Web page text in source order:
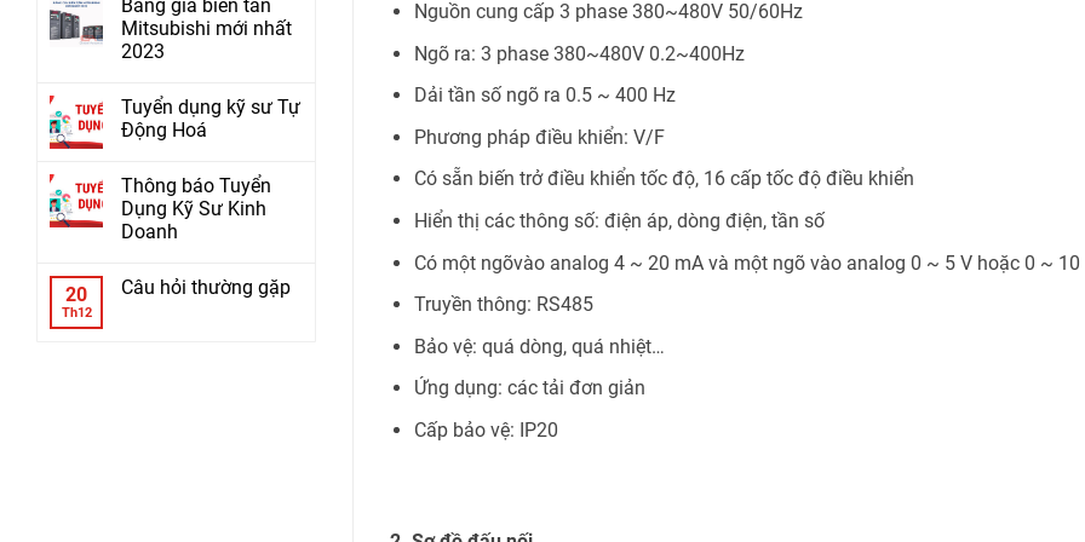
Bảng giá biến tần
Mitsubishi mới nhất
2023
Tuyển dụng kỹ sư Tự
Động Hoá
Thông báo Tuyển
Dụng Kỹ Sư Kinh
Doanh
20
Th12
Câu hỏi thường gặp
Nguồn cung cấp 3 phase 380~480V 50/60Hz
Ngõ ra: 3 phase 380~480V 0.2~400Hz
Dải tần số ngõ ra 0.5 ~ 400 Hz
Phương pháp điều khiển: V/F
Có sẵn biến trở điều khiển tốc độ, 16 cấp tốc độ điều khiển
Hiển thị các thông số: điện áp, dòng điện, tần số
Có một ngõvào analog 4 ~ 20 mA và một ngõ vào analog 0 ~ 5 V hoặc 0 ~ 10
Truyền thông: RS485
Bảo vệ: quá dòng, quá nhiệt…
Ứng dụng: các tải đơn giản
Cấp bảo vệ: IP20